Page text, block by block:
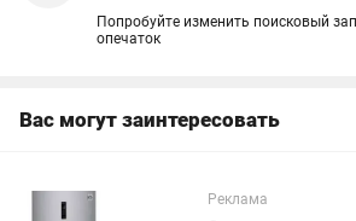
Попробуйте изменить поисковый
опечаток
Вас могут заинтересовать
Реклама